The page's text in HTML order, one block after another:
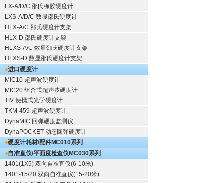
LX-A/D/C 邵氏橡胶硬度计
LXS-A/D/C 数显邵氏硬度计
HLX-A/C 邵氏硬度计支架
HLX-D 邵氏硬度计支架
HLXS-A/C 数显邵氏硬度计支架
HLXS-D 数显邵氏硬度计支架
进口硬度计
MIC10 超声波硬度计
MIC20 组合式超声波硬度计
TIV 便携式光学硬度计
TKM-459 超声波硬度计
DynaMIC 回弹硬度监测仪
DynaPOCKET 动态回弹硬度计
硬度计耗材/配件MC010系列
自准直仪/平面度检查仪MC030系列
1401(1X5) 双向自准直仪(6-10米)
1401-15/20 双向自准直仪(15-20米)